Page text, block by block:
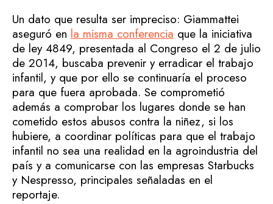
Un dato que resulta ser impreciso: Giammattei
aseguró en la misma conferencia que la iniciativa
de ley 4849, presentada al Congreso el 2 de julio
de 2014, buscaba prevenir y erradicar el trabajo
infantil, y que por ello se continuaría el proceso
para que fuera aprobada. Se comprometió
además a comprobar los lugares donde se han
cometido estos abusos contra la niñez, si los
hubiere, a coordinar políticas para que el trabajo
infantil no sea una realidad en la agroindustria del
país y a comunicarse con las empresas Starbucks
y Nespresso, principales señaladas en el
reportaje.